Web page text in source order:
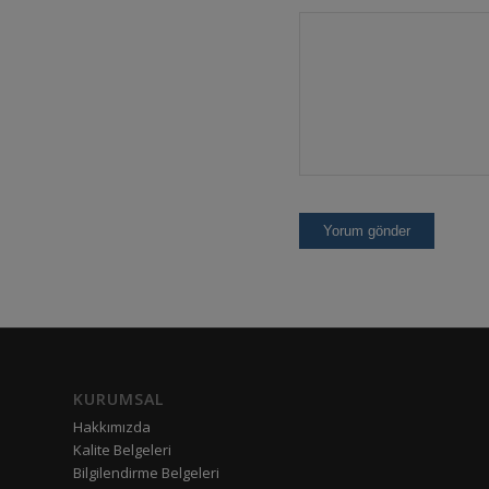
KURUMSAL
Hakkımızda
Kalite Belgeleri
Bilgilendirme Belgeleri